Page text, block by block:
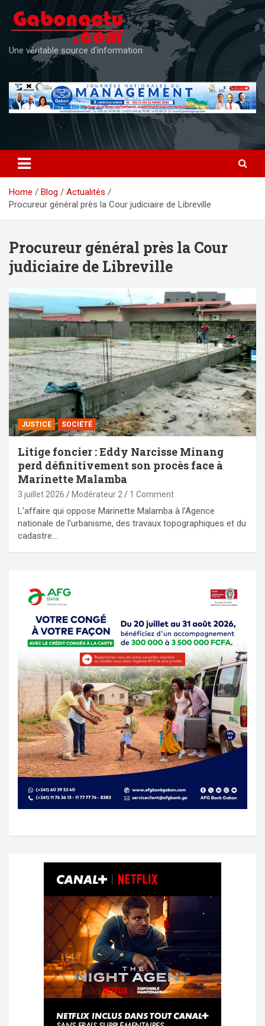
content
Une véritable source d'information
Home Blog
Actualités
Procureur général près la Cour judiciaire de Libreville
Procureur général près la Cour
judiciaire de Libreville
JUSTICE SOCIÉTÉ
Litige foncier : Eddy Narcisse Minang
perd définitivement son procès face à
Marinette Malamba
3 juillet 2026 Modérateur 2 1 Comment
L’affaire qui oppose Marinette Malamba à l’Agence
nationale de l’urbanisme, des travaux topographiques et du
cadastre…